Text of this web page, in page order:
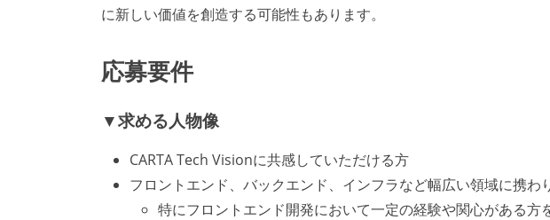
に新しい価値を創造する可能性もあります。
応募要件
▼求める人物像
CARTA Tech Visionに共感していただける方
フロントエンド、バックエンド、インフラなど幅広い領域に携わ
特にフロントエンド開発において一定の経験や関心がある